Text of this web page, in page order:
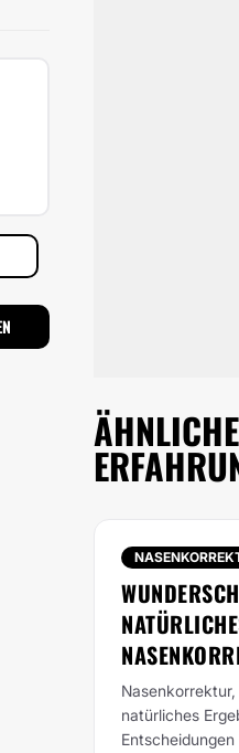
ÄHNLICHE
natürliches